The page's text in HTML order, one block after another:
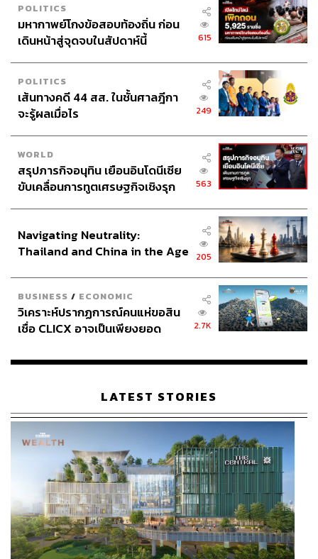
เพื่อนผมมีมรดกเป็นโฮมสเตย์ครับ (Escape to Homestay)ไม่
เพียงแค่เป็นซีรีส์ที่ต้องการเผยแพร่สถานที่ Unseen หรือ
สถานที่ที่สวยงามแต่ไม่ค่อยถูกค้นพบในประเทศไทยเพื่อเป็น
Soft Power ให้ทุกคนได้มาตามรอยกันอย่างเดียวเท่านั้น แต่
ทีมผลิตยังแฝงประเด็น Generation Gap หรือช่องว่างระหว่าง
ถึงประเด็นนี้มากมาย แต่คนดูอย่างเราได้กลิ่นอายของความ
หน้า รวมถึงเชื่อว่าเรื่องนี้อาจทำให้ใครหลายคนเข้าใจ และ
เปิดใจฟังเสียงของคนใกล้ตัวที่ต่างวัยได้ไม่มากก็น้อย
ติดตามชมซีรีส์เพื่อนผมมีมรดกเป็นโฮมสเตย์ครับ (Escape
to Homestay)ทุกวันเสาร์ เวลา 22.00 น. ทางช่อง 9 กด 30
และดูออนไลน์เวลา 23.00 น. บนแอป iQIYI และเว็บไซต์
www.iQ.com
ภาพ: TV THUNDER
POLITICS
มหากาพย์โกงข้อสอบท้องถิ่น ก่อน
เดินหน้าสู่จุดจบในสัปดาห์นี้
615
POLITICS
เส้นทางคดี 44 สส. ในชั้นศาลฎีกา
จะรู้ผลเมื่อไร
249
WORLD
สรุปภารกิจอนุทิน เยือนอินโดนีเซีย
ขับเคลื่อนการทูตเศรษฐกิจเชิงรุก
563
Navigating Neutrality:
Thailand and China in the Age
205
BUSINESS / ECONOMIC
วิเคราะห์ปรากฏการณ์คนแห่ขอสิน
เชื่อ CLICX อาจเป็นเพียงยอด
เรือนไทยที่ถูกซุกไว้
2.7K
LATEST STORIES